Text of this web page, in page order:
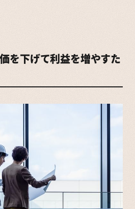
を下げて利益を増やすた